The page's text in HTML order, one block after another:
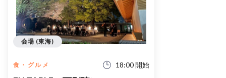
食・グルメ 18:00 開始
会場 (東海)